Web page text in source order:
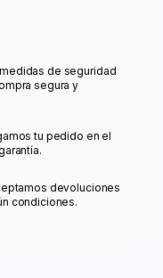
de seguridad
segura y
tu pedido en el
devoluciones
condiciones.